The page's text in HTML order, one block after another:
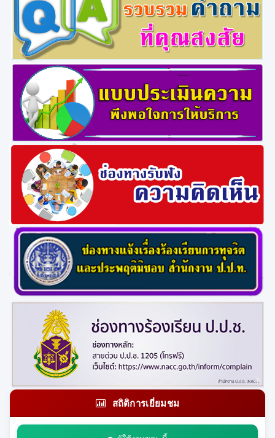
สถิติการเยี่ยมชม